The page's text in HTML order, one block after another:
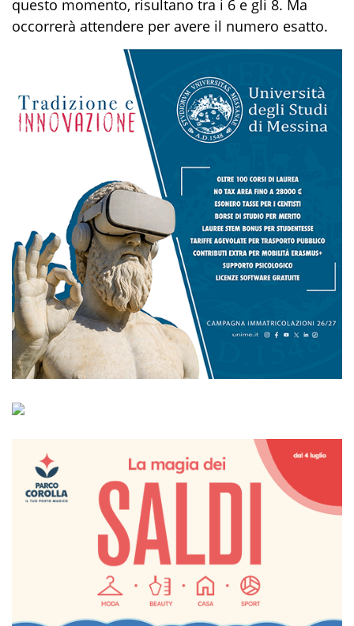
questo momento, risultano tra i 6 e gli 8. Ma
occorrerà attendere per avere il numero esatto.